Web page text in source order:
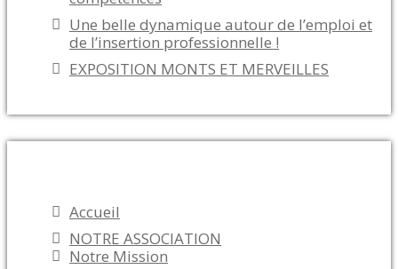
Une belle dynamique autour de l’emploi et
de l’insertion professionnelle !
EXPOSITION MONTS ET MERVEILLES
Accueil
NOTRE ASSOCIATION
Notre Mission